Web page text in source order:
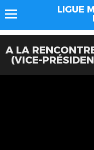
LIGUE
A LA
(VICE-